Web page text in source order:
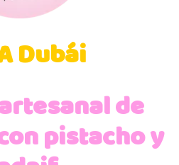
Dubái
de
pistacho y